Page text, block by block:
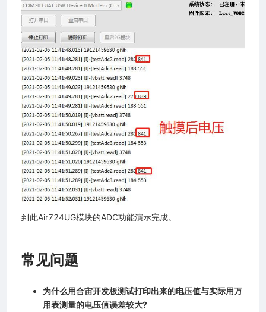
到此Air724UG模块的ADC功能演示完成。
常见问题
为什么用合宙开发板测试打印出来的电压值与实际用万
用表测量的电压值误差较大?